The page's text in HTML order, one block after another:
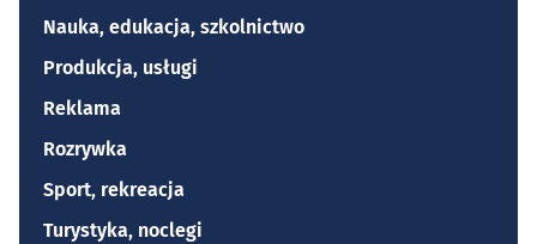
Nauka, edukacja, szkolnictwo
Produkcja, usługi
Reklama
Rozrywka
Sport, rekreacja
Turystyka, noclegi